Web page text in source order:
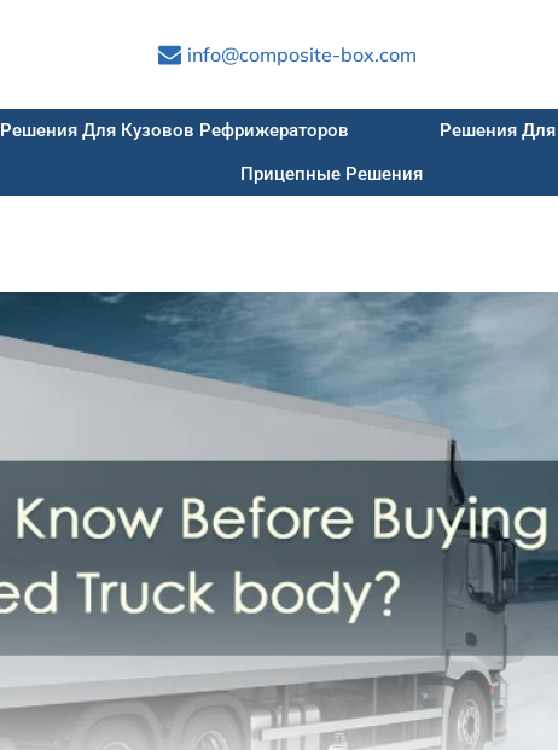
info@composite-box.com
Решения Для Кузовов Рефрижераторов
Решения
Прицепные Решения